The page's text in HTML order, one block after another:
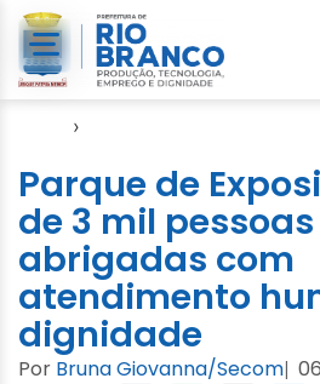
›
Parque de
de 3 mil
abrigadas com
atendimento
dignidade
Por Bruna Giovanna/Secom|